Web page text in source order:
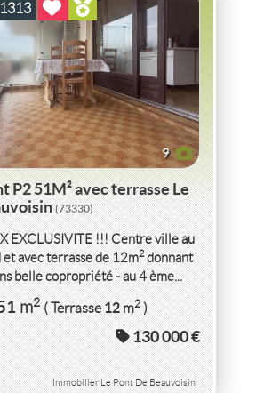
9
P2 51M² avec terrasse Le
(73330)
EXCLUSIVITE !!! Centre ville au
avec terrasse de 12m2donnant
belle copropriété - au 4 ème...
m2 ( Terrasse12m2)
130 000 €
Immobilier Le Pont De Beauvoisin
DE VILLAGE DE 95M² HABLA
BRIDOIRE(73520)
VILLAGE DE 95M² HAB LA BRIDOIRE
-95m2 ( Terrain923m2)